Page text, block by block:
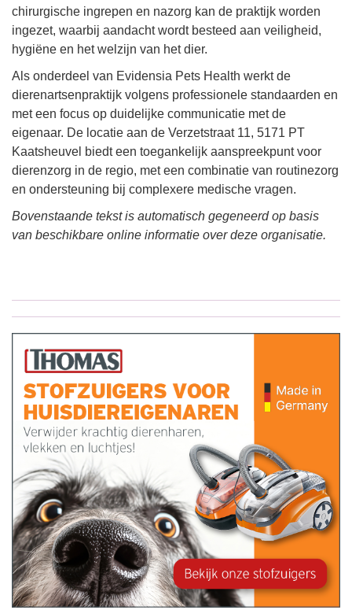
chirurgische ingrepen en nazorg kan de praktijk worden
ingezet, waarbij aandacht wordt besteed aan veiligheid,
hygiëne en het welzijn van het dier.
Als onderdeel van Evidensia Pets Health werkt de
dierenartsenpraktijk volgens professionele standaarden en
met een focus op duidelijke communicatie met de
eigenaar. De locatie aan de Verzetstraat 11, 5171 PT
Kaatsheuvel biedt een toegankelijk aanspreekpunt voor
dierenzorg in de regio, met een combinatie van routinezorg
en ondersteuning bij complexere medische vragen.
Bovenstaande tekst is automatisch gegeneerd op basis
van beschikbare online informatie over deze organisatie.